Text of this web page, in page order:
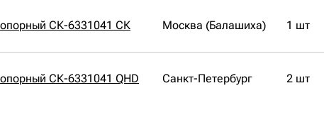
опорный СК-6331041 СК Москва (Балашиха) 1 шт
СК-6331041 QHD Санкт-Петербург 2 шт